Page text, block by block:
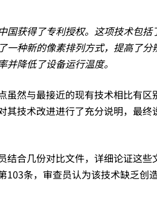
国获得了专利授权。这项技术包
一种新的像素排列方式，提高了
降低了设备运行温度。
虽然与最接近的现有技术相比有
其技术改进进行了充分说明，最
结合几份对比文件，详细论证这
条，审查员认为该技术缺乏创造